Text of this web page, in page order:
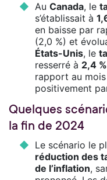
Au Canada, le
s’établissait à
en baisse par
(2,0 %) et
États-Unis, le
resserré à 2,4 %
rapport au
positivement
Quelques
la fin de 2024
Le scénario le
réduction des
de l’inflation,